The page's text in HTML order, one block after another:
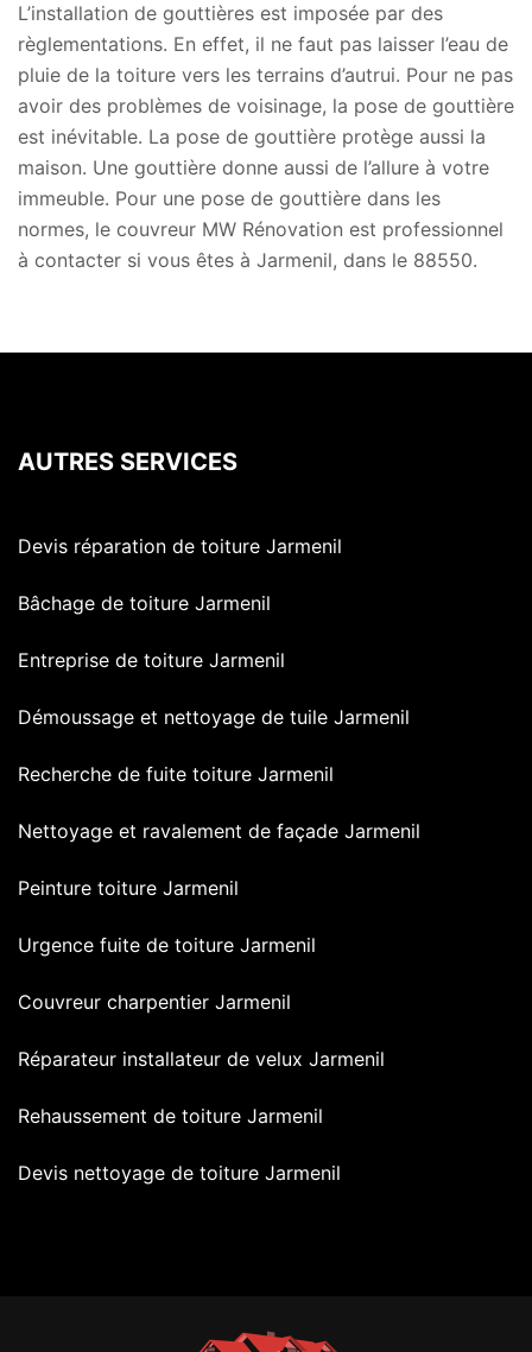
L’installation de gouttières est imposée par des
règlementations. En effet, il ne faut pas laisser l’eau de
pluie de la toiture vers les terrains d’autrui. Pour ne pas
avoir des problèmes de voisinage, la pose de gouttière
est inévitable. La pose de gouttière protège aussi la
maison. Une gouttière donne aussi de l’allure à votre
immeuble. Pour une pose de gouttière dans les
normes, le couvreur MW Rénovation est professionnel
à contacter si vous êtes à Jarmenil, dans le 88550.
AUTRES SERVICES
Devis réparation de toiture Jarmenil
Bâchage de toiture Jarmenil
Entreprise de toiture Jarmenil
Démoussage et nettoyage de tuile Jarmenil
Recherche de fuite toiture Jarmenil
Nettoyage et ravalement de façade Jarmenil
Peinture toiture Jarmenil
Urgence fuite de toiture Jarmenil
Couvreur charpentier Jarmenil
Réparateur installateur de velux Jarmenil
Rehaussement de toiture Jarmenil
Devis nettoyage de toiture Jarmenil